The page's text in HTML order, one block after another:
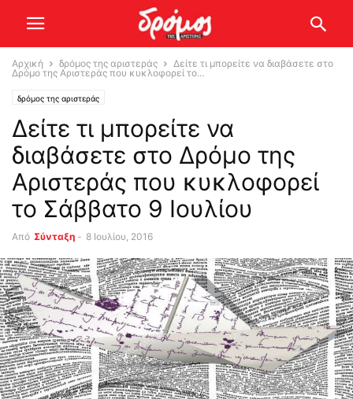
Αρχική δρόμος της αριστεράς
Δείτε τι μπορείτε να διαβάσετε στο
Δρόμο της Αριστεράς που κυκλοφορεί το...
δρόμος της αριστεράς
Δείτε τι μπορείτε να
διαβάσετε στο Δρόμο της
Αριστεράς που κυκλοφορεί
το Σάββατο 9 Ιουλίου
Από Σύνταξη - 8 Ιουλίου, 2016